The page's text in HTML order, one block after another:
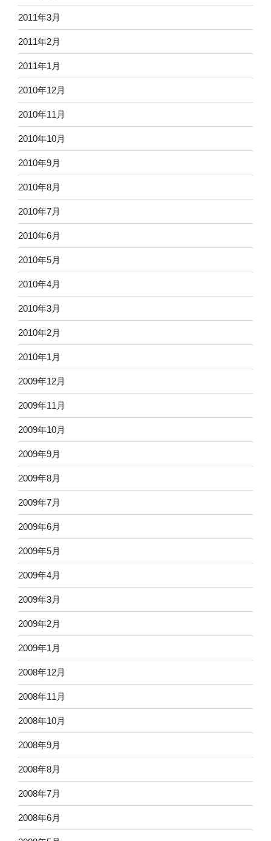
2011年3月
2011年2月
2011年1月
2010年12月
2010年11月
2010年10月
2010年9月
2010年8月
2010年7月
2010年6月
2010年5月
2010年4月
2010年3月
2010年2月
2010年1月
2009年12月
2009年11月
2009年10月
2009年9月
2009年8月
2009年7月
2009年6月
2009年5月
2009年4月
2009年3月
2009年2月
2009年1月
2008年12月
2008年11月
2008年10月
2008年9月
2008年8月
2008年7月
2008年6月